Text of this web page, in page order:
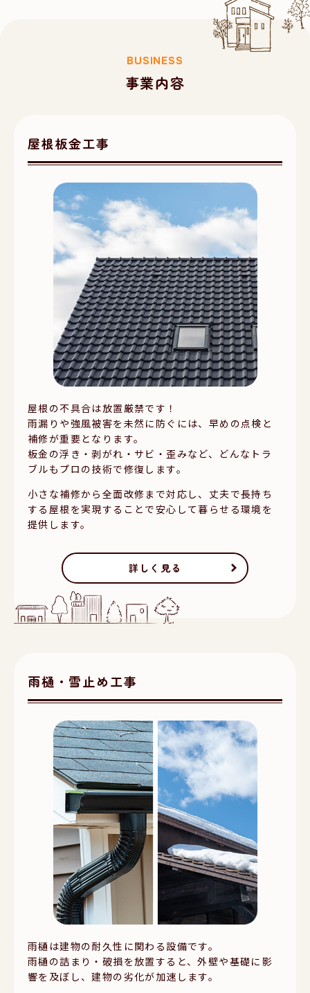
BUSINESS
事業内容
屋根板金工事
屋根の不具合は放置厳禁です！
雨漏りや強風被害を未然に防ぐには、早めの点検と
補修が重要となります。
板金の浮き・剥がれ・サビ・歪みなど、どんなトラ
ブルもプロの技術で修復します。
小さな補修から全面改修まで対応し、丈夫で長持ち
する屋根を実現することで安心して暮らせる環境を
提供します。
詳しく見る
雨樋・雪止め工事
雨樋は建物の耐久性に関わる設備です。
雨樋の詰まり・破損を放置すると、外壁や基礎に影
響を及ぼし、建物の劣化が加速します。